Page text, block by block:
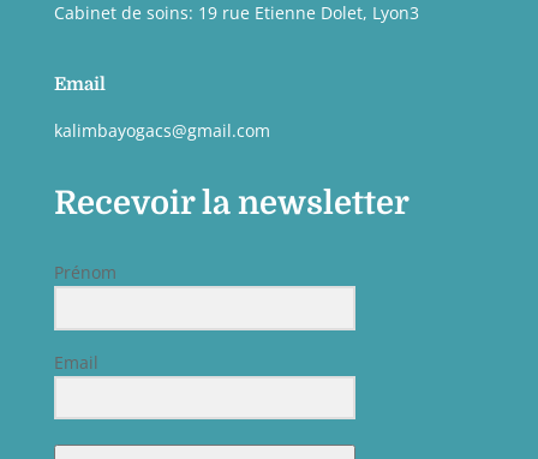
Cabinet de soins: 19 rue Etienne Dolet, Lyon3
Email
kalimbayogacs@gmail.com
Recevoir la newsletter
Prénom
Email